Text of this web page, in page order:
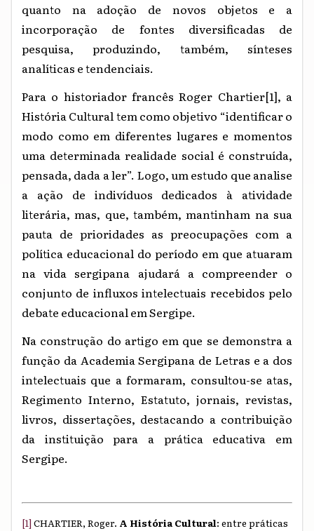
quanto na adoção de novos objetos e a
incorporação de fontes diversificadas de
pesquisa, produzindo, também, sínteses
analíticas e tendenciais.
Para o historiador francês Roger Chartier[1], a
História Cultural tem como objetivo “identificar o
modo como em diferentes lugares e momentos
uma determinada realidade social é construída,
pensada, dada a ler”. Logo, um estudo que analise
a ação de indivíduos dedicados à atividade
literária, mas, que, também, mantinham na sua
pauta de prioridades as preocupações com a
política educacional do período em que atuaram
na vida sergipana ajudará a compreender o
conjunto de influxos intelectuais recebidos pelo
debate educacional em Sergipe.
Na construção do artigo em que se demonstra a
função da Academia Sergipana de Letras e a dos
intelectuais que a formaram, consultou-se atas,
Regimento Interno, Estatuto, jornais, revistas,
livros, dissertações, destacando a contribuição
da instituição para a prática educativa em
Sergipe.
[1] CHARTIER, Roger. A História Cultural: entre práticas